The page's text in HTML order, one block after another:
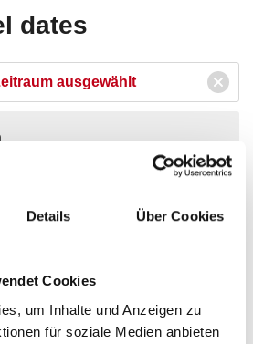
Details Über Cookies
Cookies
um Inhalte und Anzeigen zu
für soziale Medien anbieten